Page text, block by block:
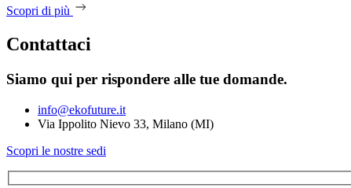
Scopri di più
Contattaci
Siamo qui per rispondere alle tue domande.
info@ekofuture.it
Via Ippolito Nievo 33, Milano (MI)
Scopri le nostre sedi